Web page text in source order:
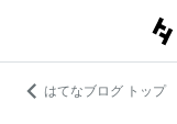
はてなブログ トップ